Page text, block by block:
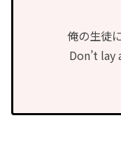
俺の生徒
Don’t